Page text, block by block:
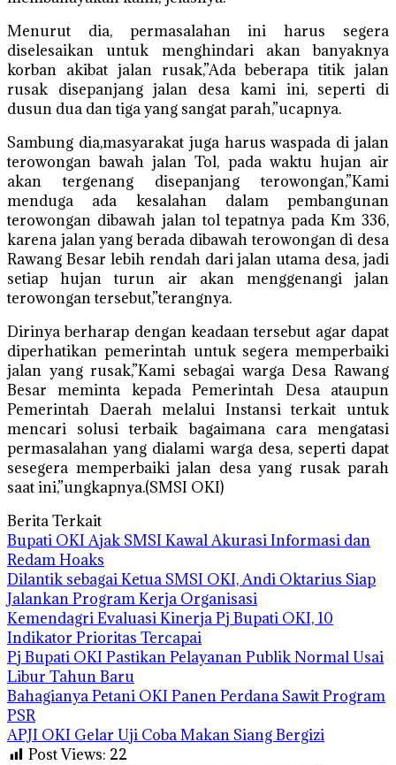
Menurut dia, permasalahan ini harus segera
diselesaikan untuk menghindari akan banyaknya
korban akibat jalan rusak,”Ada beberapa titik jalan
rusak disepanjang jalan desa kami ini, seperti di
dusun dua dan tiga yang sangat parah,”ucapnya.
Sambung dia,masyarakat juga harus waspada di jalan
terowongan bawah jalan Tol, pada waktu hujan air
akan tergenang disepanjang terowongan,”Kami
menduga ada kesalahan dalam pembangunan
terowongan dibawah jalan tol tepatnya pada Km 336,
karena jalan yang berada dibawah terowongan di desa
Rawang Besar lebih rendah dari jalan utama desa, jadi
setiap hujan turun air akan menggenangi jalan
terowongan tersebut,”terangnya.
Dirinya berharap dengan keadaan tersebut agar dapat
diperhatikan pemerintah untuk segera memperbaiki
jalan yang rusak,”Kami sebagai warga Desa Rawang
Besar meminta kepada Pemerintah Desa ataupun
Pemerintah Daerah melalui Instansi terkait untuk
mencari solusi terbaik bagaimana cara mengatasi
permasalahan yang dialami warga desa, seperti dapat
sesegera memperbaiki jalan desa yang rusak parah
saat ini,”ungkapnya.(SMSI OKI)
Berita Terkait
Bupati OKI Ajak SMSI Kawal Akurasi Informasi dan
Redam Hoaks
Dilantik sebagai Ketua SMSI OKI, Andi Oktarius Siap
Jalankan Program Kerja Organisasi
Kemendagri Evaluasi Kinerja Pj Bupati OKI, 10
Indikator Prioritas Tercapai
Pj Bupati OKI Pastikan Pelayanan Publik Normal Usai
Libur Tahun Baru
Bahagianya Petani OKI Panen Perdana Sawit Program
PSR
APJI OKI Gelar Uji Coba Makan Siang Bergizi
Post Views: 22